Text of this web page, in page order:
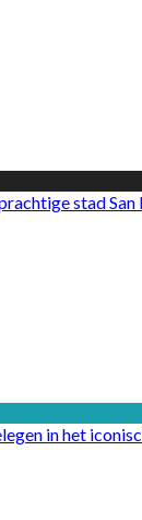
stad San
in het